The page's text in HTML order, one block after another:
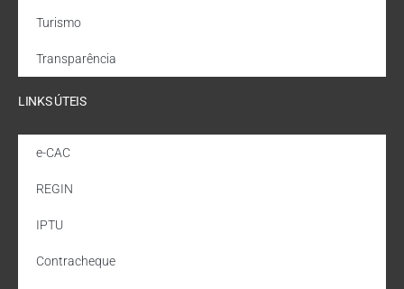
Turismo
Transparência
LINKS ÚTEIS
e-CAC
REGIN
IPTU
Contracheque